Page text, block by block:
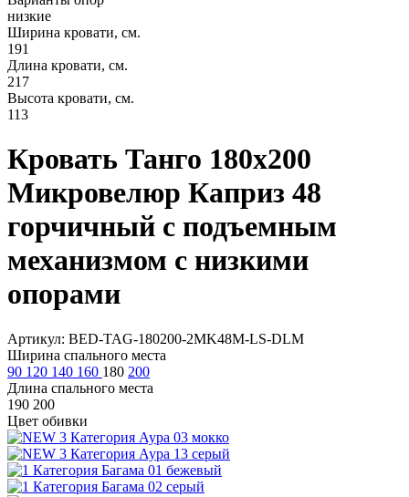
низкие
Ширина кровати, см.
191
Длина кровати, см.
217
Высота кровати, см.
113
Кровать Танго 180х200
Микровелюр Каприз 48
горчичный с подъемным
механизмом с низкими
опорами
Артикул: BED-TAG-180200-2MK48M-LS-DLM
Ширина спального места
90 120 140 160 180 200
Длина спального места
190 200
Цвет обивки